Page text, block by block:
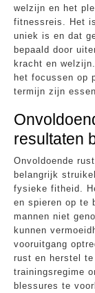
welzijn en het
fitnessreis. Het
uniek is en dat
bepaald door
kracht en
het focussen op
termijn zijn
resultaten
Onvoldoende
belangrijk
fysieke fitheid.
en spieren op te
mannen niet
kunnen
vooruitgang
rust en herstel
trainingsregime
blessures te